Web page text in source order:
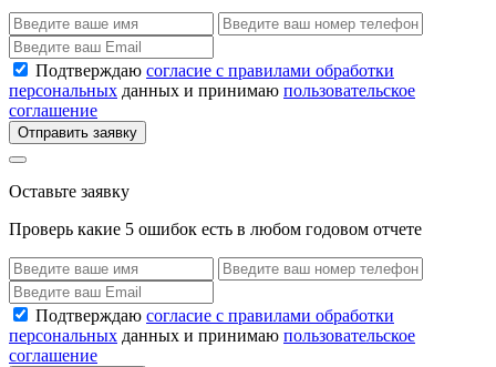
Подтверждаю согласие с правилами обработки
персональных данных и принимаю пользовательское
соглашение
Отправить заявку
Оставьте заявку
Проверь какие 5 ошибок есть в любом годовом отчете
Подтверждаю согласие с правилами обработки
персональных данных и принимаю пользовательское
соглашение